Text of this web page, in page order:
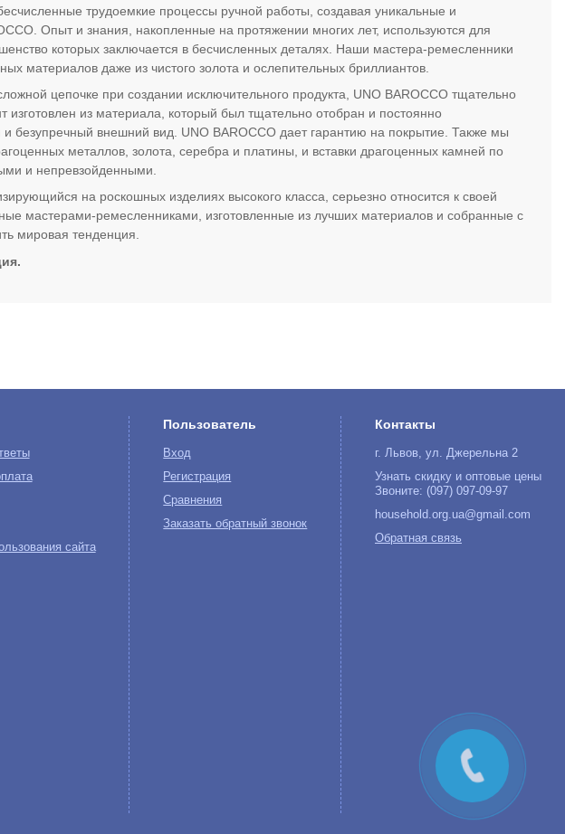
трудоемкие процессы ручной работы, создавая уникальные и
Опыт и знания, накопленные на протяжении многих лет, используются для
которых заключается в бесчисленных деталях. Наши мастера-ремесленники
материалов даже из чистого золота и ослепительных бриллиантов.
цепочке при создании исключительного продукта, UNO BAROCCO тщательно
из материала, который был тщательно отобран и постоянно
и безупречный внешний вид. UNO BAROCCO дает гарантию на покрытие. Также мы
металлов, золота, серебра и платины, и вставки драгоценных камней по
и непревзойденными.
на роскошных изделиях высокого класса, серьезно относится к своей
мастерами-ремесленниками, изготовленные из лучших материалов и собранные с
мировая тенденция.
сайта
Пользователь
Вход
Регистрация
Сравнения
Заказать обратный звонок
Контакты
г. Львов, ул. Джерельна 2
Узнать скидку и оптовые цены
Звоните: (097) 097-09-97
household.org.ua@gmail.com
Обратная связь